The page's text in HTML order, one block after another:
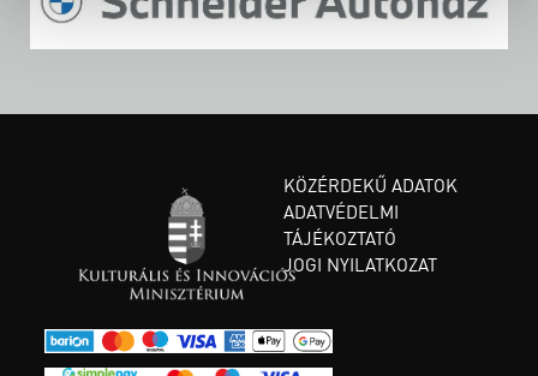
KÖZÉRDEKŰ ADATOK
ADATVÉDELMI
TÁJÉKOZTATÓ
JOGI NYILATKOZAT